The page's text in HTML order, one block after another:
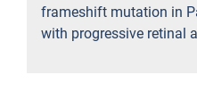
frameshift mutation in
with progressive retinal